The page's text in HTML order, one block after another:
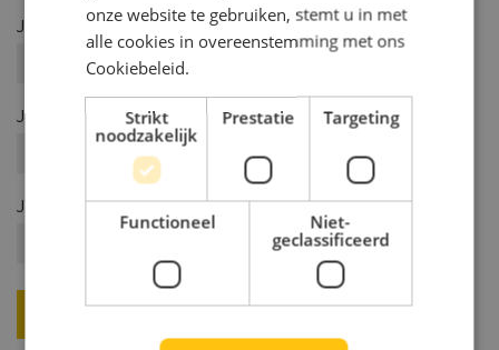
Je naam
Je e-mail
Je telefoonnummer *
onze website te gebruiken, stemt u in met
alle cookies in overeenstemming met ons
Cookiebeleid.
Strikt
noodzakelijk
Prestatie Targeting
Functioneel
Niet-
geclassificeerd